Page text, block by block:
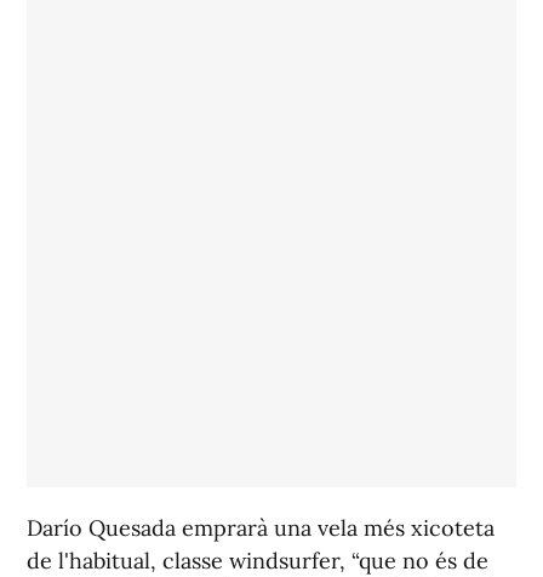
Darío Quesada emprarà una vela més xicoteta
de l'habitual, classe windsurfer, “que no és de